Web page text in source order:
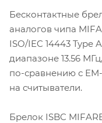
Бесконтактные
аналогов чипа
ISO/IEC 14443 Type
диапазоне 13.56
по-сравнению с
на считыватели.
Брелок ISBC